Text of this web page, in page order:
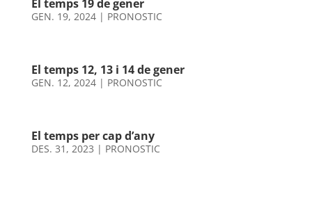
El temps 19 de gener
GEN. 19, 2024| PRONOSTIC
El temps 12, 13 i 14 de gener
GEN. 12, 2024| PRONOSTIC
El temps per cap d’any
DES. 31, 2023 | PRONOSTIC